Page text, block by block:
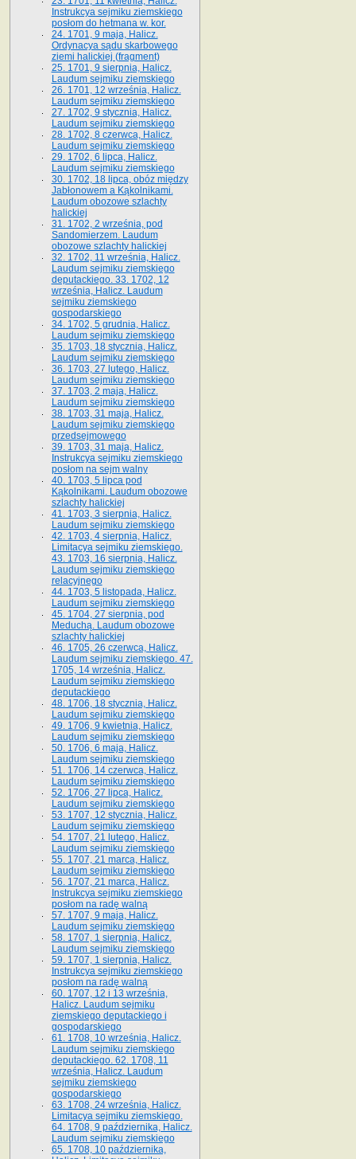
Instrukcya sejmiku ziemskiego
posłom do hetmana w. kor.
24. 1701, 9 maja, Halicz.
Ordynacya sądu skarbowego
ziemi halickiej (fragment)
25. 1701, 9 sierpnia, Halicz.
Laudum sejmiku ziemskiego
26. 1701, 12 września, Halicz.
Laudum sejmiku ziemskiego
27. 1702, 9 stycznia, Halicz.
Laudum sejmiku ziemskiego
28. 1702, 8 czerwca, Halicz.
Laudum sejmiku ziemskiego
29. 1702, 6 lipca, Halicz.
Laudum sejmiku ziemskiego
30. 1702, 18 lipca, obóz między
Jabłonowem a Kąkolnikami.
Laudum obozowe szlachty
halickiej
31. 1702, 2 września, pod
Sandomierzem. Laudum
obozowe szlachty halickiej
32. 1702, 11 września, Halicz.
Laudum sejmiku ziemskiego
deputackiego. 33. 1702, 12
września, Halicz. Laudum
sejmiku ziemskiego
gospodarskiego
34. 1702, 5 grudnia, Halicz.
Laudum sejmiku ziemskiego
35. 1703, 18 stycznia, Halicz.
Laudum sejmiku ziemskiego
36. 1703, 27 lutego, Halicz.
Laudum sejmiku ziemskiego
37. 1703, 2 maja, Halicz.
Laudum sejmiku ziemskiego
38. 1703, 31 maja, Halicz.
Laudum sejmiku ziemskiego
przedsejmowego
39. 1703, 31 maja, Halicz.
Instrukcya sejmiku ziemskiego
posłom na sejm walny
40. 1703, 5 lipca pod
Kąkolnikami. Laudum obozowe
szlachty halickiej
41­. 1703, 3 sierpnia, Halicz.
Laudum sejmiku ziemskiego
42. 1703, 4 sierpnia, Halicz.
Limitacya sejmiku ziemskiego.
43. 1703, 16 sierpnia, Halicz.
Laudum sejmiku ziemskiego
relacyjnego
44. 1703, 5 listopada, Halicz.
Laudum sejmiku ziemskiego
45. 1704, 27 sierpnia, pod
Meduchą. Laudum obozowe
szlachty halickiej
46. 1705, 26 czerwca, Halicz.
Laudum sejmiku ziemskiego. 47.
1705, 14 września, Halicz.
Laudum sejmiku ziemskiego
deputackiego
48. 1706, 18 stycznia, Halicz.
Laudum sejmiku ziemskiego
49. 1706, 9 kwietnia, Halicz.
Laudum sejmiku ziemskiego
50. 1706, 6 maja, Halicz.
Laudum sejmiku ziemskiego
51. 1706, 14 czerwca, Halicz.
Laudum sejmiku ziemskiego
52. 1706, 27 lipca, Halicz.
Laudum sejmiku ziemskiego
53. 1707, 12 stycznia, Halicz.
Laudum sejmiku ziemskiego
54. 1707, 21 lutego, Halicz.
Laudum sejmiku ziemskiego
55. 1707, 21 marca, Halicz.
Laudum sejmiku ziemskiego
56. 1707, 21 marca, Halicz.
Instrukcya sejmiku ziemskiego
posłom na radę walną
57. 1707, 9 maja, Halicz.
Laudum sejmiku ziemskiego
58. 1707, 1 sierpnia, Halicz.
Laudum sejmiku ziemskiego
59. 1707, 1 sierpnia, Halicz.
Instrukcya sejmiku ziemskiego
posłom na radę walną
60. 1707, 12 i 13 września,
Halicz. Laudum sejmiku
ziemskiego deputackiego i
gospodarskiego
61. 1708, 10 września, Halicz.
Laudum sejmiku ziemskiego
deputackiego. 62. 1708, 11
września, Halicz. Laudum
sejmiku ziemskiego
gospodarskiego
63. 1708, 24 września, Halicz.
Limitacya sejmiku ziemskiego.
64. 1708, 9 października, Halicz.
Laudum sejmiku ziemskiego
65­. 1708, 10 października,